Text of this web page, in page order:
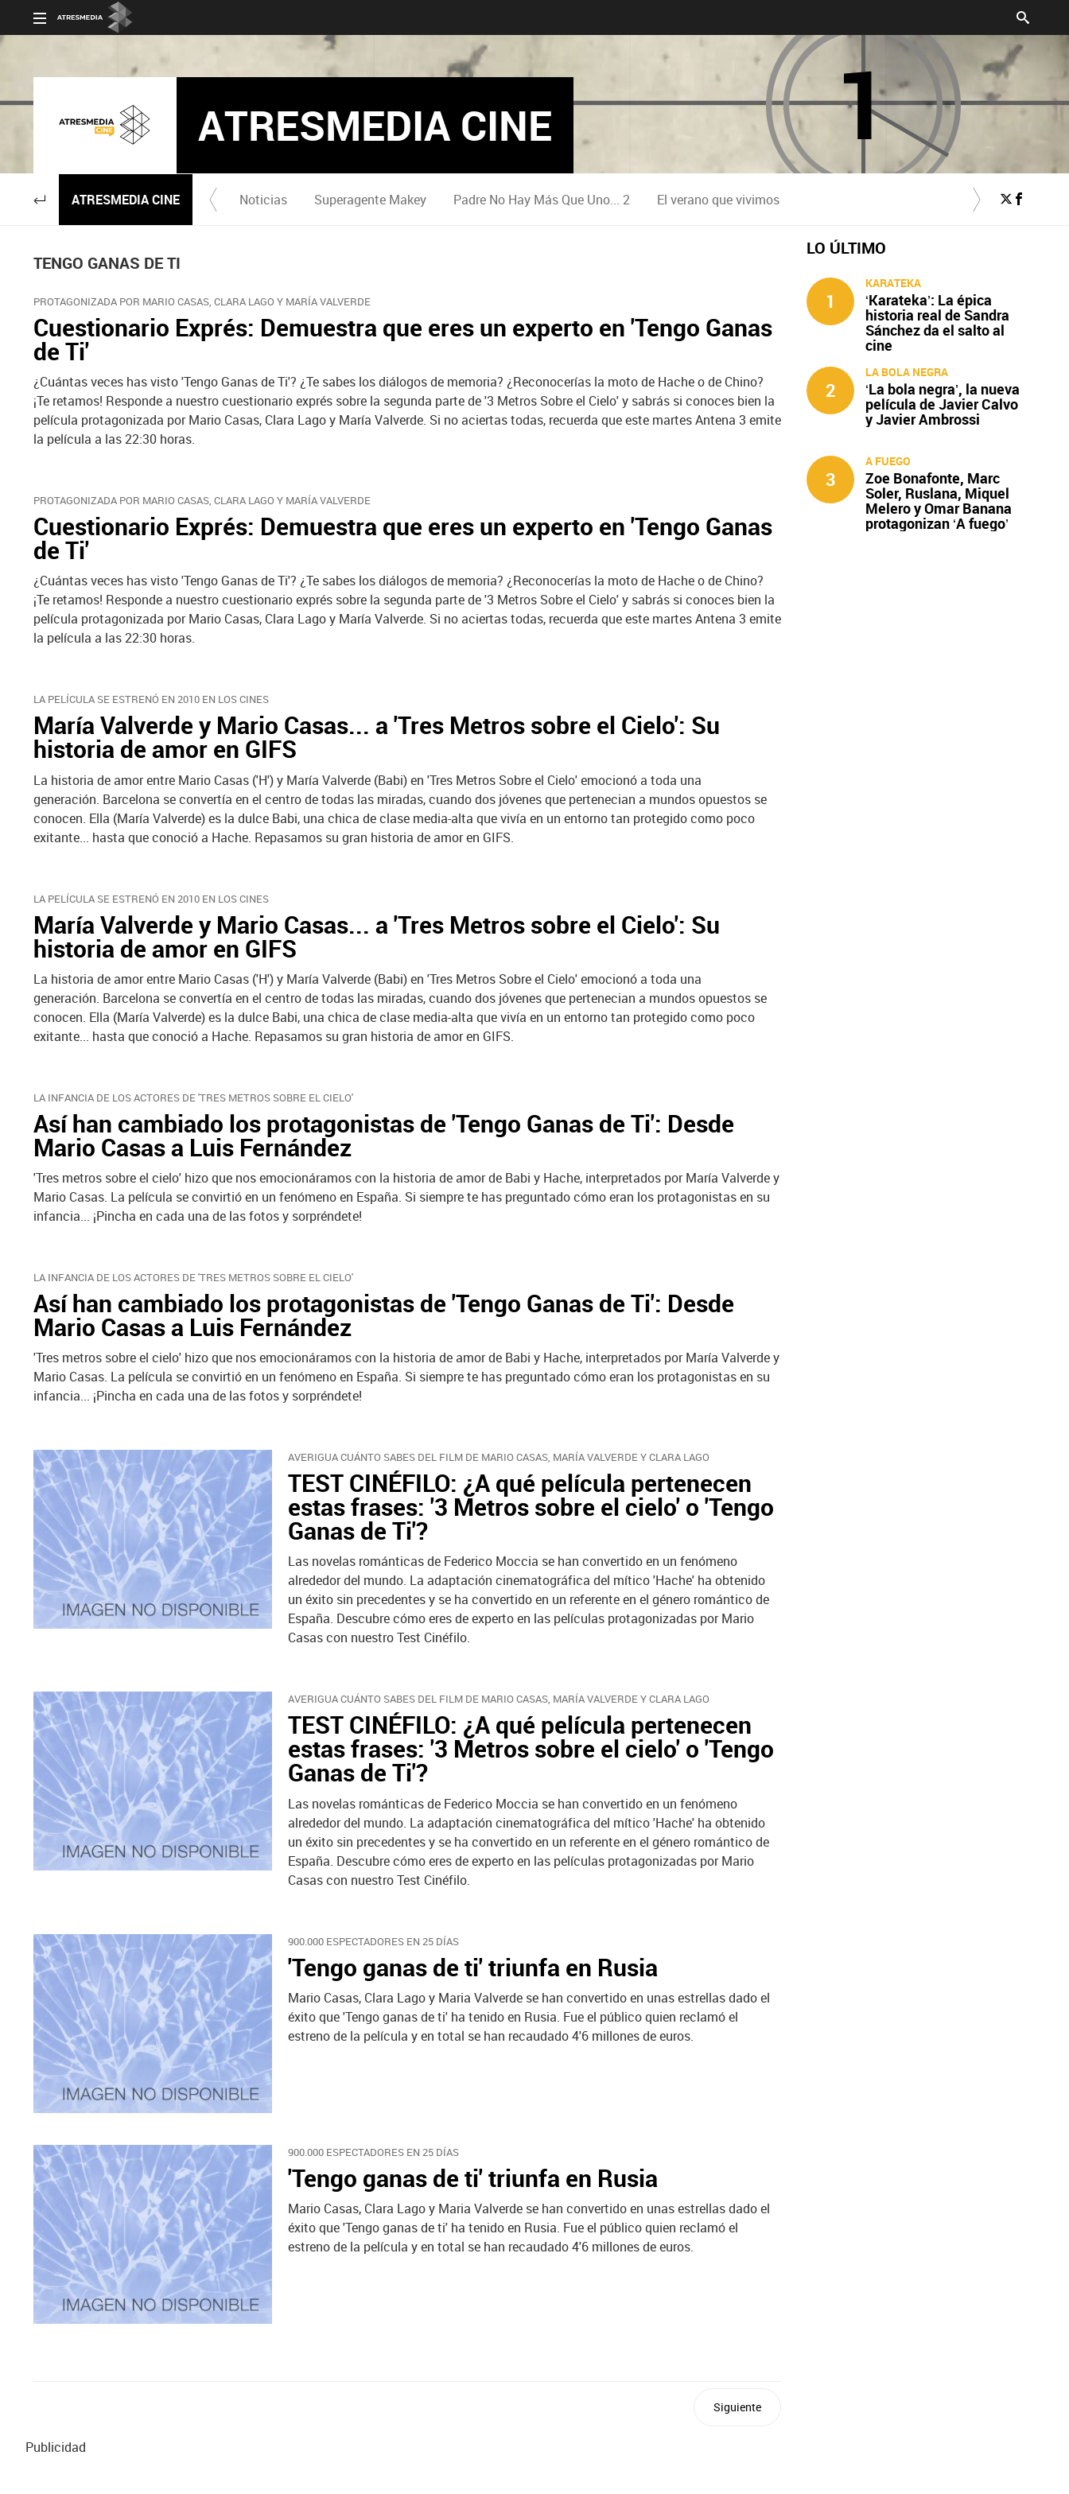
ATRESMEDIA CINE
ATRESMEDIA CINE Noticias Superagente Makey Padre No Hay Más Que Uno... 2 El verano que vivimos
TENGO GANAS DE TI
PROTAGONIZADA POR MARIO CASAS, CLARA LAGO Y MARÍA VALVERDE
Cuestionario Exprés: Demuestra que eres un experto en 'Tengo Ganas
de Ti'
¿Cuántas veces has visto 'Tengo Ganas de Ti'? ¿Te sabes los diálogos de memoria? ¿Reconocerías la moto de Hache o de Chino?
¡Te retamos! Responde a nuestro cuestionario exprés sobre la segunda parte de '3 Metros Sobre el Cielo' y sabrás si conoces bien la
película protagonizada por Mario Casas, Clara Lago y María Valverde. Si no aciertas todas, recuerda que este martes Antena 3 emite
la película a las 22:30 horas.
PROTAGONIZADA POR MARIO CASAS, CLARA LAGO Y MARÍA VALVERDE
Cuestionario Exprés: Demuestra que eres un experto en 'Tengo Ganas
de Ti'
¿Cuántas veces has visto 'Tengo Ganas de Ti'? ¿Te sabes los diálogos de memoria? ¿Reconocerías la moto de Hache o de Chino?
¡Te retamos! Responde a nuestro cuestionario exprés sobre la segunda parte de '3 Metros Sobre el Cielo' y sabrás si conoces bien la
película protagonizada por Mario Casas, Clara Lago y María Valverde. Si no aciertas todas, recuerda que este martes Antena 3 emite
la película a las 22:30 horas.
LA PELÍCULA SE ESTRENÓ EN 2010 EN LOS CINES
María Valverde y Mario Casas... a 'Tres Metros sobre el Cielo': Su
historia de amor en GIFS
La historia de amor entre Mario Casas ('H') y María Valverde (Babi) en 'Tres Metros Sobre el Cielo' emocionó a toda una
generación. Barcelona se convertía en el centro de todas las miradas, cuando dos jóvenes que pertenecian a mundos opuestos se
conocen. Ella (María Valverde) es la dulce Babi, una chica de clase media-alta que vivía en un entorno tan protegido como poco
exitante... hasta que conoció a Hache. Repasamos su gran historia de amor en GIFS.
LA PELÍCULA SE ESTRENÓ EN 2010 EN LOS CINES
María Valverde y Mario Casas... a 'Tres Metros sobre el Cielo': Su
historia de amor en GIFS
La historia de amor entre Mario Casas ('H') y María Valverde (Babi) en 'Tres Metros Sobre el Cielo' emocionó a toda una
generación. Barcelona se convertía en el centro de todas las miradas, cuando dos jóvenes que pertenecian a mundos opuestos se
conocen. Ella (María Valverde) es la dulce Babi, una chica de clase media-alta que vivía en un entorno tan protegido como poco
exitante... hasta que conoció a Hache. Repasamos su gran historia de amor en GIFS.
LA INFANCIA DE LOS ACTORES DE 'TRES METROS SOBRE EL CIELO'
Así han cambiado los protagonistas de 'Tengo Ganas de Ti': Desde
Mario Casas a Luis Fernández
'Tres metros sobre el cielo' hizo que nos emocionáramos con la historia de amor de Babi y Hache, interpretados por María Valverde y
Mario Casas. La película se convirtió en un fenómeno en España. Si siempre te has preguntado cómo eran los protagonistas en su
infancia... ¡Pincha en cada una de las fotos y sorpréndete!
LA INFANCIA DE LOS ACTORES DE 'TRES METROS SOBRE EL CIELO'
Así han cambiado los protagonistas de 'Tengo Ganas de Ti': Desde
Mario Casas a Luis Fernández
'Tres metros sobre el cielo' hizo que nos emocionáramos con la historia de amor de Babi y Hache, interpretados por María Valverde y
Mario Casas. La película se convirtió en un fenómeno en España. Si siempre te has preguntado cómo eran los protagonistas en su
infancia... ¡Pincha en cada una de las fotos y sorpréndete!
AVERIGUA CUÁNTO SABES DEL FILM DE MARIO CASAS, MARÍA VALVERDE Y CLARA LAGO
TEST CINÉFILO: ¿A qué película pertenecen
estas frases: '3 Metros sobre el cielo' o 'Tengo
Ganas de Ti'?
Las novelas románticas de Federico Moccia se han convertido en un fenómeno
alrededor del mundo. La adaptación cinematográfica del mítico 'Hache' ha obtenido
un éxito sin precedentes y se ha convertido en un referente en el género romántico de
España. Descubre cómo eres de experto en las películas protagonizadas por Mario
Casas con nuestro Test Cinéfilo.
AVERIGUA CUÁNTO SABES DEL FILM DE MARIO CASAS, MARÍA VALVERDE Y CLARA LAGO
TEST CINÉFILO: ¿A qué película pertenecen
estas frases: '3 Metros sobre el cielo' o 'Tengo
Ganas de Ti'?
Las novelas románticas de Federico Moccia se han convertido en un fenómeno
alrededor del mundo. La adaptación cinematográfica del mítico 'Hache' ha obtenido
un éxito sin precedentes y se ha convertido en un referente en el género romántico de
España. Descubre cómo eres de experto en las películas protagonizadas por Mario
Casas con nuestro Test Cinéfilo.
900.000 ESPECTADORES EN 25 DÍAS
'Tengo ganas de ti' triunfa en Rusia
Mario Casas, Clara Lago y Maria Valverde se han convertido en unas estrellas dado el
éxito que 'Tengo ganas de ti' ha tenido en Rusia. Fue el público quien reclamó el
estreno de la película y en total se han recaudado 4'6 millones de euros.
900.000 ESPECTADORES EN 25 DÍAS
'Tengo ganas de ti' triunfa en Rusia
Mario Casas, Clara Lago y Maria Valverde se han convertido en unas estrellas dado el
éxito que 'Tengo ganas de ti' ha tenido en Rusia. Fue el público quien reclamó el
estreno de la película y en total se han recaudado 4'6 millones de euros.
Siguiente
LO ÚLTIMO
1
KARATEKA
‘Karateka’: La épica
historia real de Sandra
Sánchez da el salto al
cine
2
LA BOLA NEGRA
‘La bola negra’, la nueva
película de Javier Calvo
y Javier Ambrossi
3
A FUEGO
Zoe Bonafonte, Marc
Soler, Ruslana, Miquel
Melero y Omar Banana
protagonizan ‘A fuego’
Publicidad